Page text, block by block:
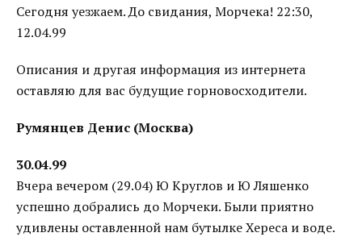
Сегодня уезжаем. До свидания, Морчека! 22:30,
12.04.99
Описания и другая информация из интернета
оставляю для вас будущие горновосходители.
Румянцев Денис (Москва)
30.04.99
Вчера вечером (29.04) Ю Круглов и Ю Ляшенко
успешно добрались до Морчеки. Были приятно
удивлены оставленной нам бутылке Хереса и воде.